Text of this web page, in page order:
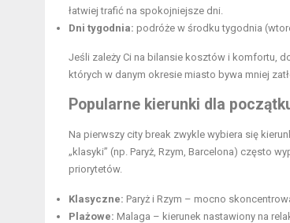
łatwiej trafić na spokojniejsze dni.
Dni tygodnia: podróże w środku tygodnia
Jeśli zależy Ci na bilansie kosztów i komfortu,
których w danym okresie miasto bywa mniej
Popularne kierunki dla
Na pierwszy city break zwykle wybiera się
„klasyki” (np. Paryż, Rzym, Barcelona) często
priorytetów.
Klasyczne: Paryż i Rzym – mocno
Plażowe: Malaga – kierunek nastawiony na